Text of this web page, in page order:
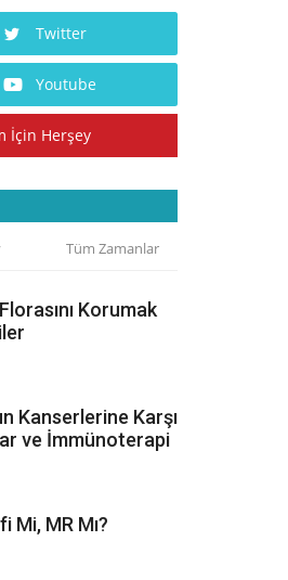
Twitter
Youtube
İçin Herşey
Tüm Zamanlar
Korumak
Kanserlerine Karşı
ve İmmünoterapi
Mi, MR Mı?